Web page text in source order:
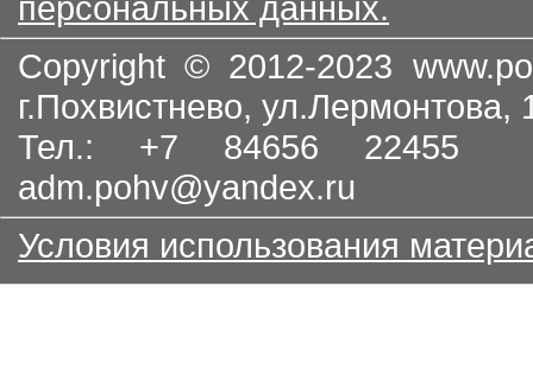
Copyright © 2012-2023
г.Похвистнево, ул.Лермонтова,
Тел.: +7 84656
adm.pohv@yandex.ru
Условия использования